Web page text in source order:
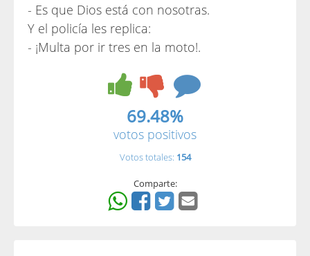
- Es que Dios está con nosotras.
Y el policía les replica:
- ¡Multa por ir tres en la moto!.
69.48%
votos positivos
Votos totales: 154
Comparte: